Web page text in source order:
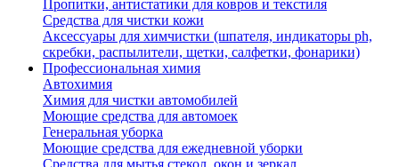
Пропитки, антистатики для ковров и текстиля
Средства для чистки кожи
Аксессуары для химчистки (шпателя, индикаторы ph,
скребки, распылители, щетки, салфетки, фонарики)
Профессиональная химия
Автохимия
Химия для чистки автомобилей
Моющие средства для автомоек
Генеральная уборка
Моющие средства для ежедневной уборки
Средства для мытья стекол, окон и зеркал